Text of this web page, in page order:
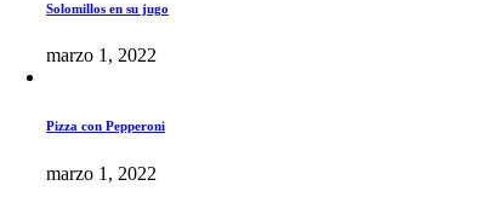
Solomillos en su jugo
marzo 1, 2022
Pizza con Pepperoni
marzo 1, 2022